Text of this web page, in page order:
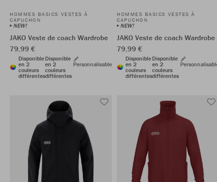
HOMMES BASICS VESTES À
CAPUCHON
NEW!
JAKO Veste de coach Wardrobe
79,99 €
Disponible
en 2
couleurs
différentes
Disponible
en 2
couleurs
différentes
Personnalisable
HOMMES BASICS VESTES À
CAPUCHON
NEW!
JAKO Veste de coach Wardrobe
79,99 €
Disponible
en 2
couleurs
différentes
Disponible
en 2
couleurs
différentes